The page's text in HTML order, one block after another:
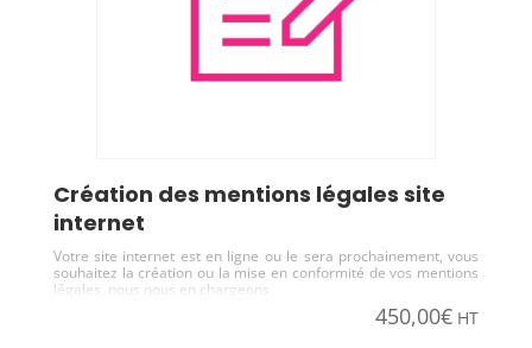
Création des mentions légales site
internet
Votre site internet est en ligne ou le sera prochainement, vous
souhaitez la création ou la mise en conformité de vos mentions
légales, nous nous en chargeons.
450,00€ HT